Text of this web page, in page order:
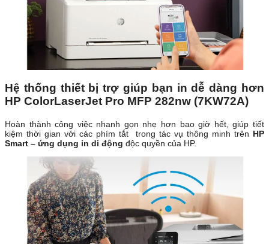
Hệ thống thiết bị trợ giúp bạn in dễ dàng hơn
HP ColorLaserJet Pro MFP 282nw (7KW72A)
Hoàn thành công việc nhanh gọn nhẹ hơn bao giờ hết, giúp tiết
kiệm thời gian với các phím tắt trong tác vụ thông minh trên HP
Smart – ứng dụng in di động độc quyền của HP.